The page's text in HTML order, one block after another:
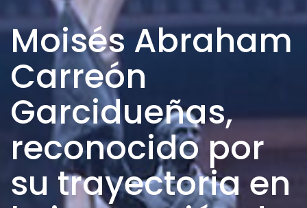
Moisés Abraham
Carreón
Garcidueñas,
reconocido por
su trayectoria en